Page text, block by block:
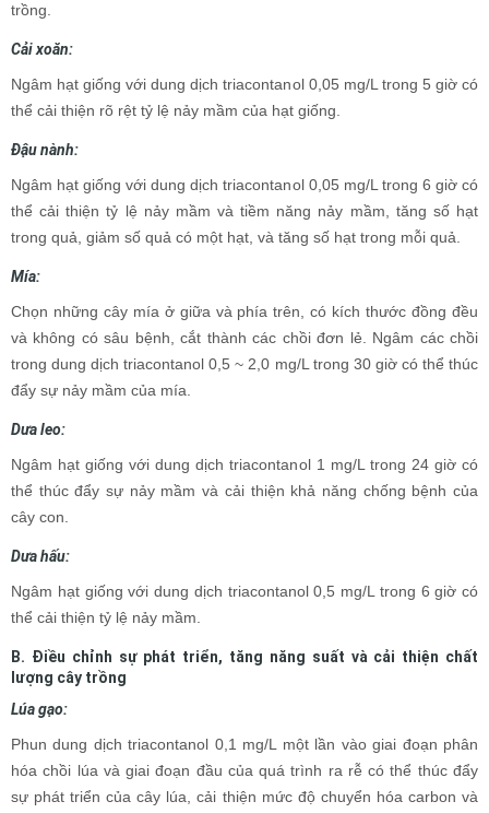
trồng.
Cải xoăn:
Ngâm hạt giống với dung dịch triacontanol 0,05 mg/L trong 5 giờ có
thể cải thiện rõ rệt tỷ lệ nảy mầm của hạt giống.
Đậu nành:
Ngâm hạt giống với dung dịch triacontanol 0,05 mg/L trong 6 giờ có
thể cải thiện tỷ lệ nảy mầm và tiềm năng nảy mầm, tăng số hạt
trong quả, giảm số quả có một hạt, và tăng số hạt trong mỗi quả.
Mía:
Chọn những cây mía ở giữa và phía trên, có kích thước đồng đều
và không có sâu bệnh, cắt thành các chồi đơn lẻ. Ngâm các chồi
trong dung dịch triacontanol 0,5 ~ 2,0 mg/L trong 30 giờ có thể thúc
đẩy sự nảy mầm của mía.
Dưa leo:
Ngâm hạt giống với dung dịch triacontanol 1 mg/L trong 24 giờ có
thể thúc đẩy sự nảy mầm và cải thiện khả năng chống bệnh của
cây con.
Dưa hấu:
Ngâm hạt giống với dung dịch triacontanol 0,5 mg/L trong 6 giờ có
thể cải thiện tỷ lệ nảy mầm.
B. Điều chỉnh sự phát triển, tăng năng suất và cải thiện chất
lượng cây trồng
Lúa gạo:
Phun dung dịch triacontanol 0,1 mg/L một lần vào giai đoạn phân
hóa chồi lúa và giai đoạn đầu của quá trình ra rễ có thể thúc đẩy
sự phát triển của cây lúa, cải thiện mức độ chuyển hóa carbon và